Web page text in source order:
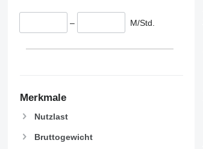
– M/Std.
Merkmale
Nutzlast
Bruttogewicht